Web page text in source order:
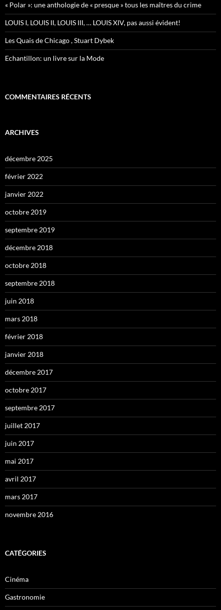
« Polar »: une anthologie de « presque » tous les maîtres du crime
LOUIS I, LOUIS II, LOUIS III, … LOUIS XIV, pas aussi évident!
Les Quais de Chicago , Stuart Dybek
Echantillon: un livre sur la Mode
COMMENTAIRES RÉCENTS
ARCHIVES
décembre 2025
février 2022
janvier 2022
octobre 2019
septembre 2019
décembre 2018
octobre 2018
septembre 2018
juin 2018
mars 2018
février 2018
janvier 2018
décembre 2017
octobre 2017
septembre 2017
juillet 2017
juin 2017
mai 2017
avril 2017
mars 2017
novembre 2016
CATÉGORIES
Cinéma
Gastronomie